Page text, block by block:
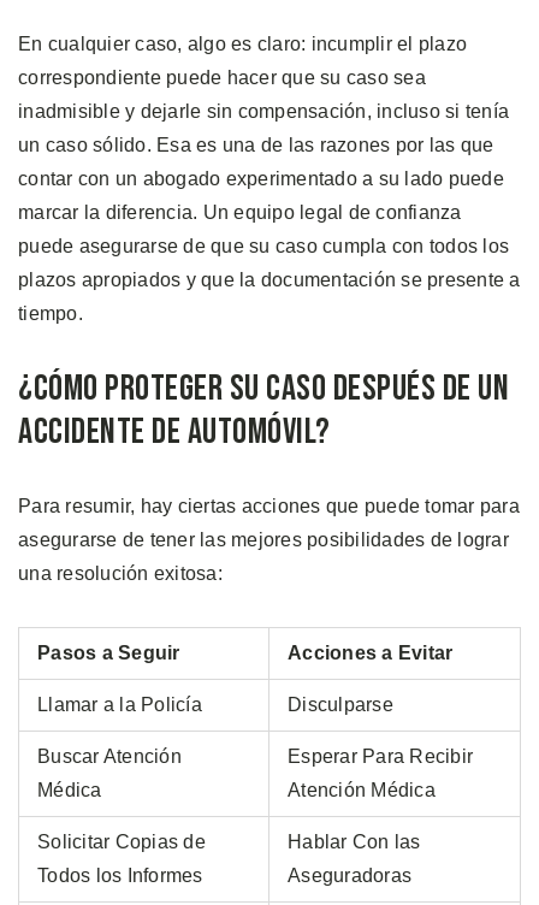
En cualquier caso, algo es claro: incumplir el plazo
correspondiente puede hacer que su caso sea
inadmisible y dejarle sin compensación, incluso si tenía
un caso sólido. Esa es una de las razones por las que
contar con un abogado experimentado a su lado puede
marcar la diferencia. Un equipo legal de confianza
puede asegurarse de que su caso cumpla con todos los
plazos apropiados y que la documentación se presente a
tiempo.
¿Cómo Proteger su Caso Después de un
Accidente de Automóvil?
Para resumir, hay ciertas acciones que puede tomar para
asegurarse de tener las mejores posibilidades de lograr
una resolución exitosa:
Pasos a Seguir Acciones a Evitar
Llamar a la Policía Disculparse
Buscar Atención
Médica
Esperar Para Recibir
Atención Médica
Solicitar Copias de
Todos los Informes
Hablar Con las
Aseguradoras